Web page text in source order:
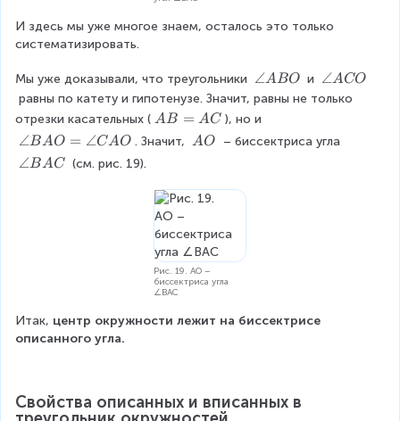
И здесь мы уже многое знаем, осталось это только
систематизировать.
Мы уже доказывали, что треугольники \
a
n
le
∠ABO и \
a
le
∠ACO
равны по катету и гипотенузе. Значит, равны не только
отрезки касательных ( A
B
C
AB = AC ), но и
\
a
a
n
C
A
∠BAO = ∠CAO . Значит, \
O
AO – биссектриса угла
\
∠BAC (см. рис. 19).
Рис. 19. AO –
биссектриса угла
∠BAC
Итак, центр окружности лежит на биссектрисе
описанного угла.
Свойства описанных и вписанных в